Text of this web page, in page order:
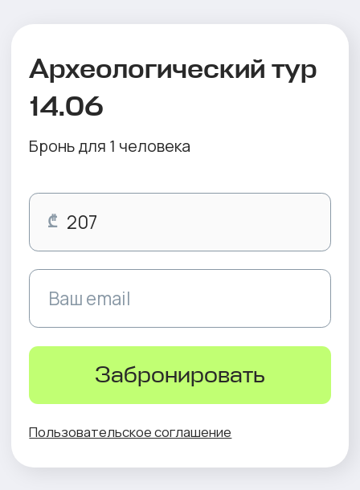
Узнать о повторе тура
Посетите другие
туры